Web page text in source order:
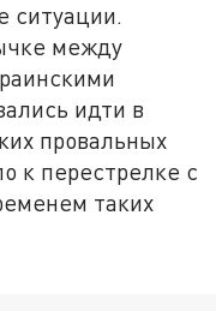
ситуации.
между
идти в
провальных
к перестрелке с
таких